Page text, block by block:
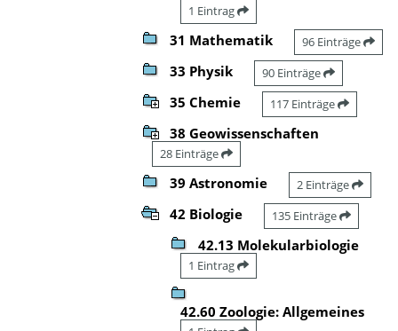
1 Eintrag
31 Mathematik 96 Einträge
33 Physik 90 Einträge
35 Chemie 117 Einträge
38 Geowissenschaften
28 Einträge
39 Astronomie 2 Einträge
42 Biologie 135 Einträge
42.13 Molekularbiologie
1 Eintrag
42.60 Zoologie: Allgemeines